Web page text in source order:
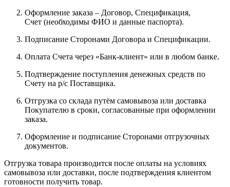
Оформление заказа – Договор, Спецификация,
Счет (необходимы ФИО и данные паспорта).
Подписание Сторонами Договора и Спецификации.
Оплата Счета через «Банк-клиент» или в любом банке.
Подтверждение поступления денежных средств по
Счету на р/с Поставщика.
Отгрузка со склада путём самовывоза или доставка
Покупателю в сроки, согласованные при оформлении
заказа.
Оформление и подписание Сторонами отгрузочных
документов.
Отгрузка товара производится после оплаты на условиях
самовывоза или доставки, после подтверждения клиентом
готовности получить товар.